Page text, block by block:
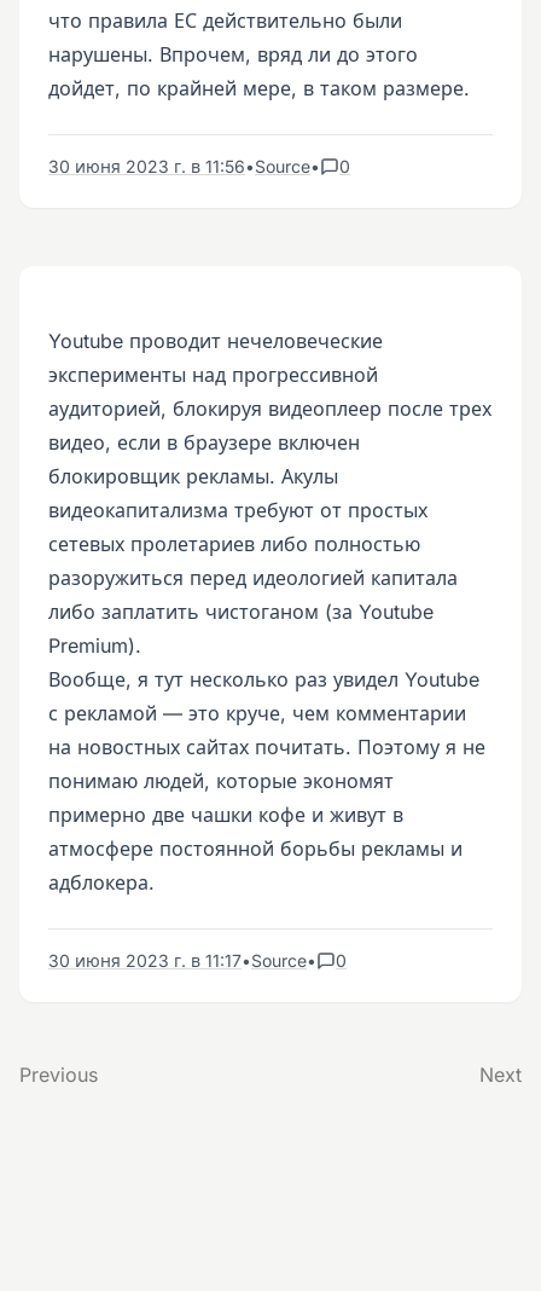
что правила ЕС действительно были
нарушены. Впрочем, вряд ли до этого
дойдет, по крайней мере, в таком размере.
30 июня 2023 г. в 11:56•Source• 0
Youtube проводит нечеловеческие
эксперименты над прогрессивной
аудиторией, блокируя видеоплеер после трех
видео, если в браузере включен
блокировщик рекламы. Акулы
видеокапитализма требуют от простых
сетевых пролетариев либо полностью
разоружиться перед идеологией капитала
либо заплатить чистоганом (за Youtube
Premium).
Вообще, я тут несколько раз увидел Youtube
с рекламой — это круче, чем комментарии
на новостных сайтах почитать. Поэтому я не
понимаю людей, которые экономят
примерно две чашки кофе и живут в
атмосфере постоянной борьбы рекламы и
адблокера.
30 июня 2023 г. в 11:17•Source• 0
Previous Next